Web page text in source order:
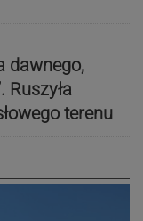
dawnego,
Ruszyła
terenu